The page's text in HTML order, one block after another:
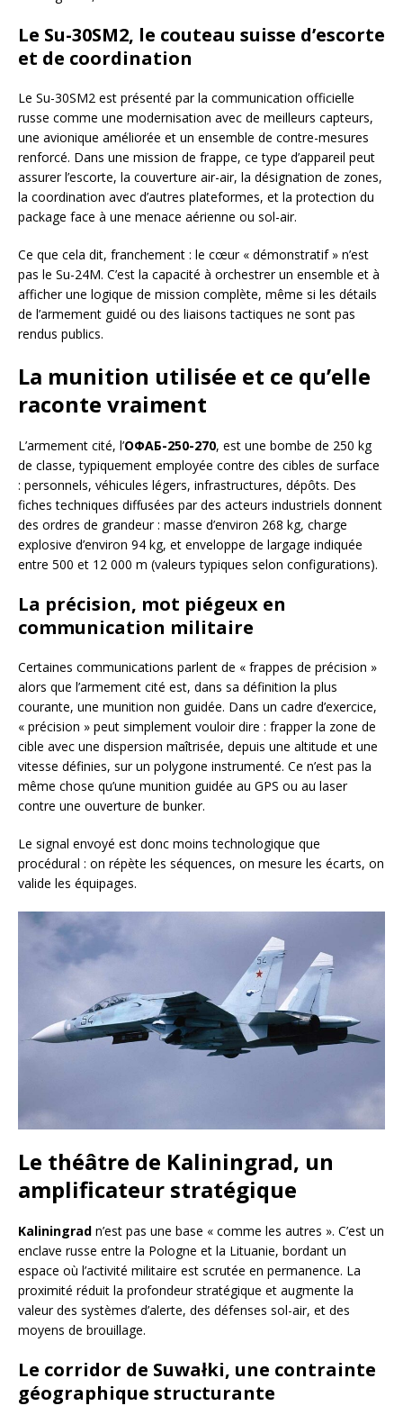
Le Su-30SM2, le couteau suisse d’escorte
et de coordination
Le Su-30SM2 est présenté par la communication officielle
russe comme une modernisation avec de meilleurs capteurs,
une avionique améliorée et un ensemble de contre-mesures
renforcé. Dans une mission de frappe, ce type d’appareil peut
assurer l’escorte, la couverture air-air, la désignation de zones,
la coordination avec d’autres plateformes, et la protection du
package face à une menace aérienne ou sol-air.
Ce que cela dit, franchement : le cœur « démonstratif » n’est
pas le Su-24M. C’est la capacité à orchestrer un ensemble et à
afficher une logique de mission complète, même si les détails
de l’armement guidé ou des liaisons tactiques ne sont pas
rendus publics.
La munition utilisée et ce qu’elle
raconte vraiment
L’armement cité, l’ОФАБ-250-270, est une bombe de 250 kg
de classe, typiquement employée contre des cibles de surface
: personnels, véhicules légers, infrastructures, dépôts. Des
fiches techniques diffusées par des acteurs industriels donnent
des ordres de grandeur : masse d’environ 268 kg, charge
explosive d’environ 94 kg, et enveloppe de largage indiquée
entre 500 et 12 000 m (valeurs typiques selon configurations).
La précision, mot piégeux en
communication militaire
Certaines communications parlent de « frappes de précision »
alors que l’armement cité est, dans sa définition la plus
courante, une munition non guidée. Dans un cadre d’exercice,
« précision » peut simplement vouloir dire : frapper la zone de
cible avec une dispersion maîtrisée, depuis une altitude et une
vitesse définies, sur un polygone instrumenté. Ce n’est pas la
même chose qu’une munition guidée au GPS ou au laser
contre une ouverture de bunker.
Le signal envoyé est donc moins technologique que
procédural : on répète les séquences, on mesure les écarts, on
valide les équipages.
Le théâtre de Kaliningrad, un
amplificateur stratégique
Kaliningrad n’est pas une base « comme les autres ». C’est un
enclave russe entre la Pologne et la Lituanie, bordant un
espace où l’activité militaire est scrutée en permanence. La
proximité réduit la profondeur stratégique et augmente la
valeur des systèmes d’alerte, des défenses sol-air, et des
moyens de brouillage.
Le corridor de Suwałki, une contrainte
géographique structurante